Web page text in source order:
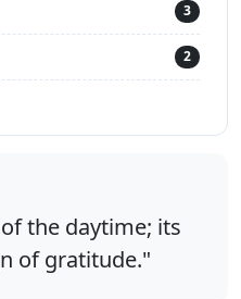
3
2
the daytime; its
of gratitude."